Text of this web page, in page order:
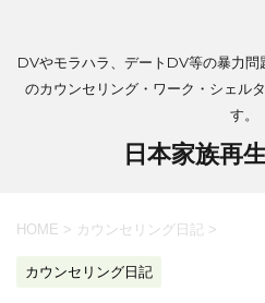
DVやモラハラ、デートDV等の暴力
のカウンセリング・ワーク・シェル
す。
日本家族再
HOME > カウンセリング日記 >
カウンセリング日記